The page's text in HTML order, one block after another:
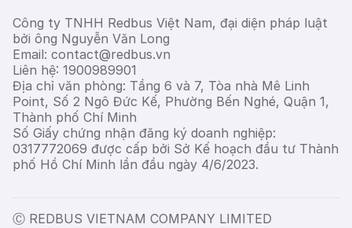
Công ty TNHH Redbus Việt Nam, đại diện pháp luật
bởi ông Nguyễn Văn Long
Email: contact@redbus.vn
Liên hệ: 1900989901
Địa chỉ văn phòng: Tầng 6 và 7, Tòa nhà Mê Linh
Point, Số 2 Ngô Đức Kế, Phường Bến Nghé, Quận 1,
Thành phố Chí Minh
Số Giấy chứng nhận đăng ký doanh nghiệp:
0317772069 được cấp bởi Sở Kế hoạch đầu tư Thành
phố Hồ Chí Minh lần đầu ngày 4/6/2023.
Ⓒ REDBUS VIETNAM COMPANY LIMITED